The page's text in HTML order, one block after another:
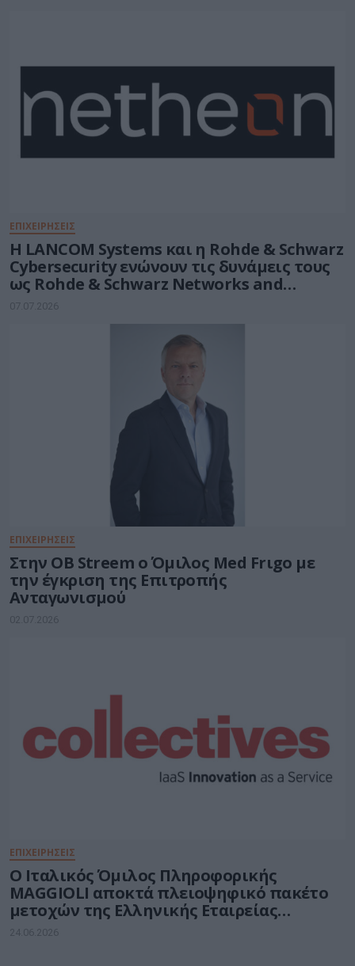
ΕΠΙΧΕΙΡΗΣΕΙΣ
Η LANCOM Systems και η Rohde & Schwarz
Cybersecurity ενώνουν τις δυνάμεις τους
ως Rohde & Schwarz Networks and
Cybersecurity
07.07.2026
ΕΠΙΧΕΙΡΗΣΕΙΣ
Στην OB Streem ο Όμιλος Med Frιgo με
την έγκριση της Επιτροπής
Ανταγωνισμού
02.07.2026
ΕΠΙΧΕΙΡΗΣΕΙΣ
O Ιταλικός Όμιλος Πληροφορικής
MAGGIOLI αποκτά πλειοψηφικό πακέτο
μετοχών της Ελληνικής Εταιρείας
COLLECTIVES A.E.
24.06.2026